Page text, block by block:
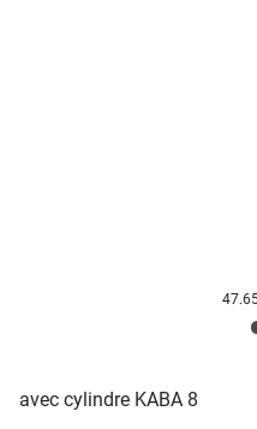
avec cylindre KABA 8